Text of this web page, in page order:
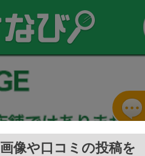
画像や口コミの投稿を